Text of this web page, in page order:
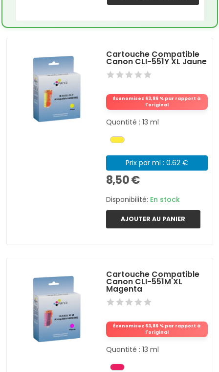
Cartouche Compatible
Canon CLI-551Y XL Jaune
Économisez 63,86 % par rapport à
l'original
Quantité : 13 ml
Prix par ml : 0.62 €
8,50 €
Disponibilité: En stock
AJOUTER AU PANIER
Cartouche Compatible
Canon CLI-551M XL
Magenta
Économisez 63,86 % par rapport à
l'original
Quantité : 13 ml